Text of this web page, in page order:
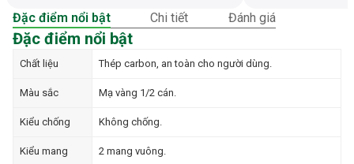
Đặc điểm nổi bật Chi tiết Đánh giá
Đặc điểm nổi bật
Chất liệu Thép carbon, an toàn cho người dùng.
Màu sắc Mạ vàng 1/2 cán.
Kiểu chống Không chống.
Kiểu mang 2 mang vuông.